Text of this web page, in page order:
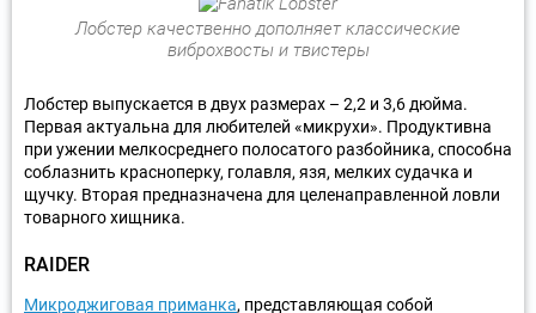
Лобстер качественно дополняет классические
виброхвосты и твистеры
Лобстер выпускается в двух размерах – 2,2 и 3,6 дюйма.
Первая актуальна для любителей «микрухи». Продуктивна
при ужении мелкосреднего полосатого разбойника, способна
соблазнить красноперку, голавля, язя, мелких судачка и
щучку. Вторая предназначена для целенаправленной ловли
товарного хищника.
RAIDER
Микроджиговая приманка, представляющая собой